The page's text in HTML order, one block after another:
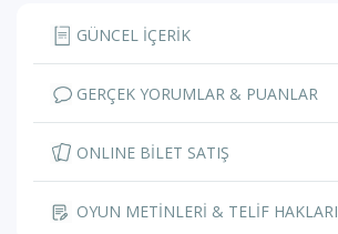
GÜNCEL İÇERİK
GERÇEK YORUMLAR & PUANLAR
ONLINE BİLET SATIŞ
OYUN METİNLERİ & TELİF HAKLARI